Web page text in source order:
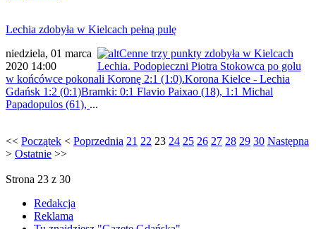
Lechia zdobyła w Kielcach pełną pulę
niedziela, 01 marca
2020 14:00
Cenne trzy punkty zdobyła w Kielcach
Lechia. Podopieczni Piotra Stokowca po golu
w końcówce pokonali Koronę 2:1 (1:0).Korona Kielce - Lechia
Gdańsk 1:2 (0:1)Bramki: 0:1 Flavio Paixao (18), 1:1 Michal
Papadopulos (61), ...
<< Początek < Poprzednia 21 22 23 24 25 26 27 28 29 30 Następna
> Ostatnie >>
Strona 23 z 30
Redakcja
Reklama